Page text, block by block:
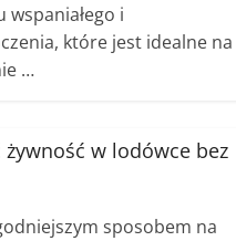
i
które jest idealne na
…
żywność w lodówce bez
sposobem na